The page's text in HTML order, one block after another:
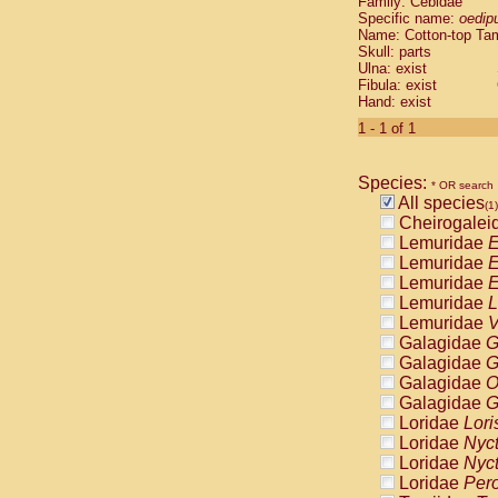
Cebidae
Cebidae
Cebidae
Cebidae
Cebidae
Cebidae
Cebidae
Cebidae
Cebidae
Cebidae
Cebidae
Cebidae
Atelidae
Atelidae
Atelidae
Atelidae
Atelidae
Atelidae
Atelidae
Atelidae
Atelidae
Atelidae
Pitheciidae
Specific name:
Name: Cotton-top
Skull: parts
Ulna: exist
Fibula: exist
Hand: exist
1 - 1 of 1
Species: * OR search
All species(1)
Lemuridae
Lemuridae
Lemuridae
Lemuridae
Lemuridae
Galagidae
Galagidae
Galagidae
Galagidae
Loridae
Loridae
Loridae
Loridae